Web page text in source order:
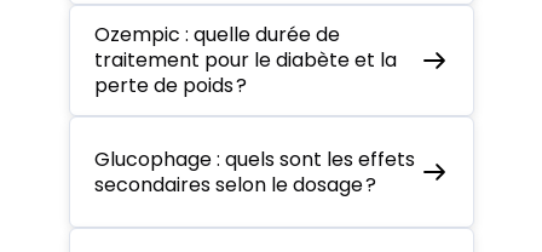
Ozempic : quelle durée de
traitement pour le diabète et la
perte de poids ?
Glucophage : quels sont les effets
secondaires selon le dosage ?